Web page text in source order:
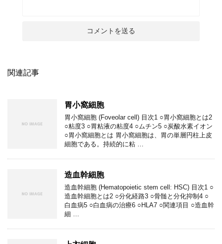
関連記事
胃小窩細胞
胃小窩細胞 (Foveolar cell) 目次1 ○胃小窩細胞とは2
○粘度3 ○胃粘液の粘度4 ○ムチン5 ○炭酸水素イオン
○胃小窩細胞とは 胃小窩細胞は、胃の単層円柱上皮
細胞である。持続的に粘 …
造血幹細胞
造血幹細胞 (Hematopoietic stem cell: HSC) 目次1 ○
造血幹細胞とは2 ○分化経路3 ○骨髄と分化抑制4 ○
白血病5 ○白血病の治療6 ○HLA7 ○関連項目 ○造血幹
細 …